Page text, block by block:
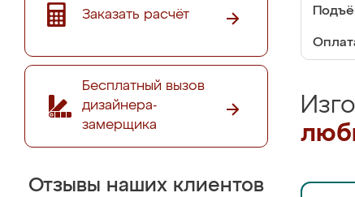
Заказать расчёт
Бесплатный вызов
дизайнера-
замерщика
Отзывы наших клиентов